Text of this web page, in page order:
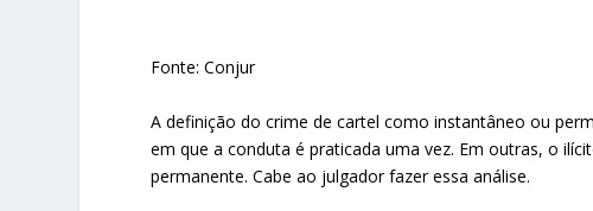
Fonte: Conjur
A definição do crime de cartel como instantâneo ou
em que a conduta é praticada uma vez. Em outras, o
permanente. Cabe ao julgador fazer essa análise.